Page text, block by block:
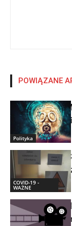
POWIĄZANE
Polityka
COVID-19 -
WAŻNE